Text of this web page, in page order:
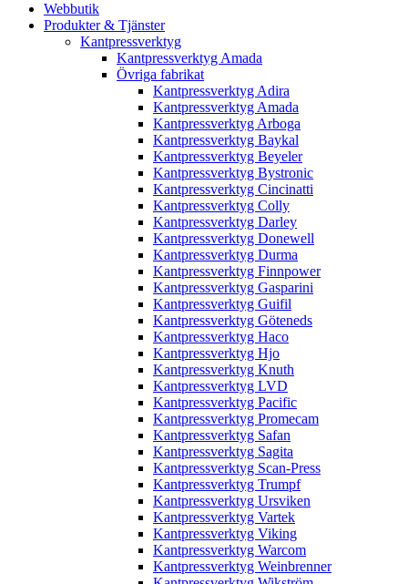
Webbutik
Produkter & Tjänster
Kantpressverktyg
Kantpressverktyg Amada
Övriga fabrikat
Kantpressverktyg Adira
Kantpressverktyg Amada
Kantpressverktyg Arboga
Kantpressverktyg Baykal
Kantpressverktyg Beyeler
Kantpressverktyg Bystronic
Kantpressverktyg Cincinatti
Kantpressverktyg Colly
Kantpressverktyg Darley
Kantpressverktyg Donewell
Kantpressverktyg Durma
Kantpressverktyg Finnpower
Kantpressverktyg Gasparini
Kantpressverktyg Guifil
Kantpressverktyg Göteneds
Kantpressverktyg Haco
Kantpressverktyg Hjo
Kantpressverktyg Knuth
Kantpressverktyg LVD
Kantpressverktyg Pacific
Kantpressverktyg Promecam
Kantpressverktyg Safan
Kantpressverktyg Sagita
Kantpressverktyg Scan-Press
Kantpressverktyg Trumpf
Kantpressverktyg Ursviken
Kantpressverktyg Vartek
Kantpressverktyg Viking
Kantpressverktyg Warcom
Kantpressverktyg Weinbrenner